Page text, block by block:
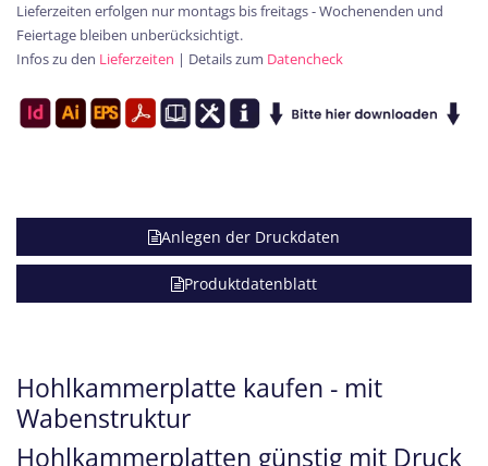
Lieferzeiten erfolgen nur montags bis freitags - Wochenenden und
Feiertage bleiben unberücksichtigt.
Infos zu den Lieferzeiten | Details zum Datencheck
Anlegen der Druckdaten
Produktdatenblatt
Hohlkammerplatte kaufen - mit
Wabenstruktur
Hohlkammerplatten günstig mit Druck